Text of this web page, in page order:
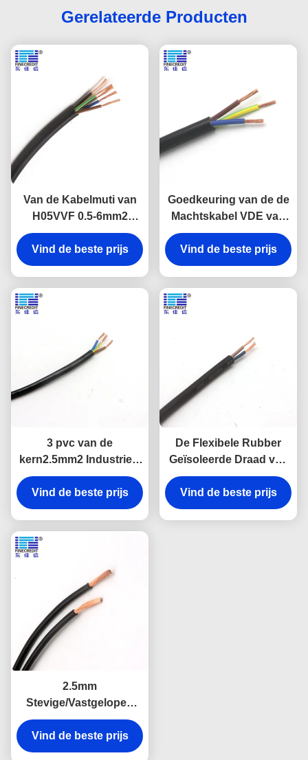
Gerelateerde Producten
Van de Kabelmuti van
H05VVF 0.5-6mm2
Industriële Flexibele de
Kernkoperen geleider
Vind de beste prijs
Goedkeuring van de de
Machtskabel VDE van
pvc van h05v2v2-F
2x0.75mm2 300/500V de
Flexibele
Vind de beste prijs
3 pvc van de
kern2.5mm2 Industrieel
Flexibel die Kabel voor
Huishouden wordt
geïsoleerd
Vind de beste prijs
De Flexibele Rubber
Geïsoleerde Draad van
YZW, 1.5mm - 400mm
Naakte Koperen
geleider Cable
Vind de beste prijs
2.5mm
Stevige/Vastgelopen
Koper Industriële
Flexibele Kabel h05v-k
h07v-k
Vind de beste prijs